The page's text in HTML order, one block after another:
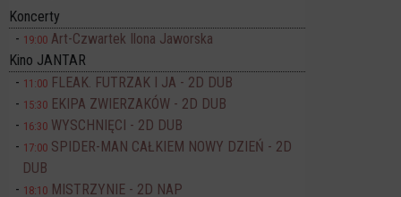
Koncerty
19:00 Art-Czwartek Ilona Jaworska
Kino JANTAR
11:00 FLEAK. FUTRZAK I JA - 2D DUB
15:30 EKIPA ZWIERZAKÓW - 2D DUB
16:30 WYSCHNIĘCI - 2D DUB
17:00 SPIDER-MAN CAŁKIEM NOWY DZIEŃ - 2D
DUB
18:10 MISTRZYNIE - 2D NAP